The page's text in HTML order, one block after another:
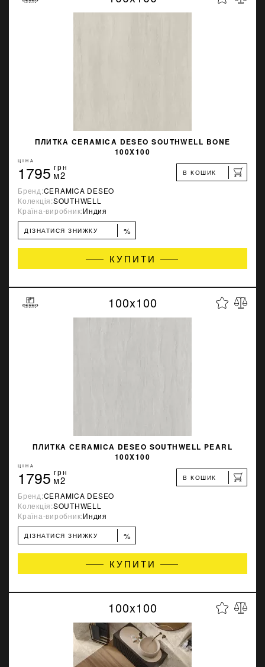
ПЛИТКА CERAMICA DESEO SOUTHWELL BONE
100X100
ЦІНА
1795 грн
м2 В КОШИК
Бренд:CERAMICA DESEO
Колекція:SOUTHWELL
Країна-виробник:Индия
ДІЗНАТИСЯ ЗНИЖКУ %
КУПИТИ
100x100
ПЛИТКА CERAMICA DESEO SOUTHWELL PEARL
100X100
ЦІНА
1795 грн
м2 В КОШИК
Бренд:CERAMICA DESEO
Колекція:SOUTHWELL
Країна-виробник:Индия
ДІЗНАТИСЯ ЗНИЖКУ %
КУПИТИ
100x100